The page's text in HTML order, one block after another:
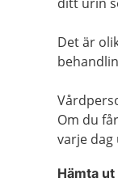
Det är
Om du
varje dag
Hämta